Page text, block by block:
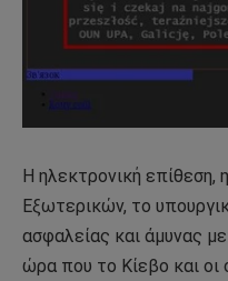
Η ηλεκτρονική επίθεση,
Εξωτερικών, το
ασφαλείας και άμυνας
ώρα που το Κίεβο και οι